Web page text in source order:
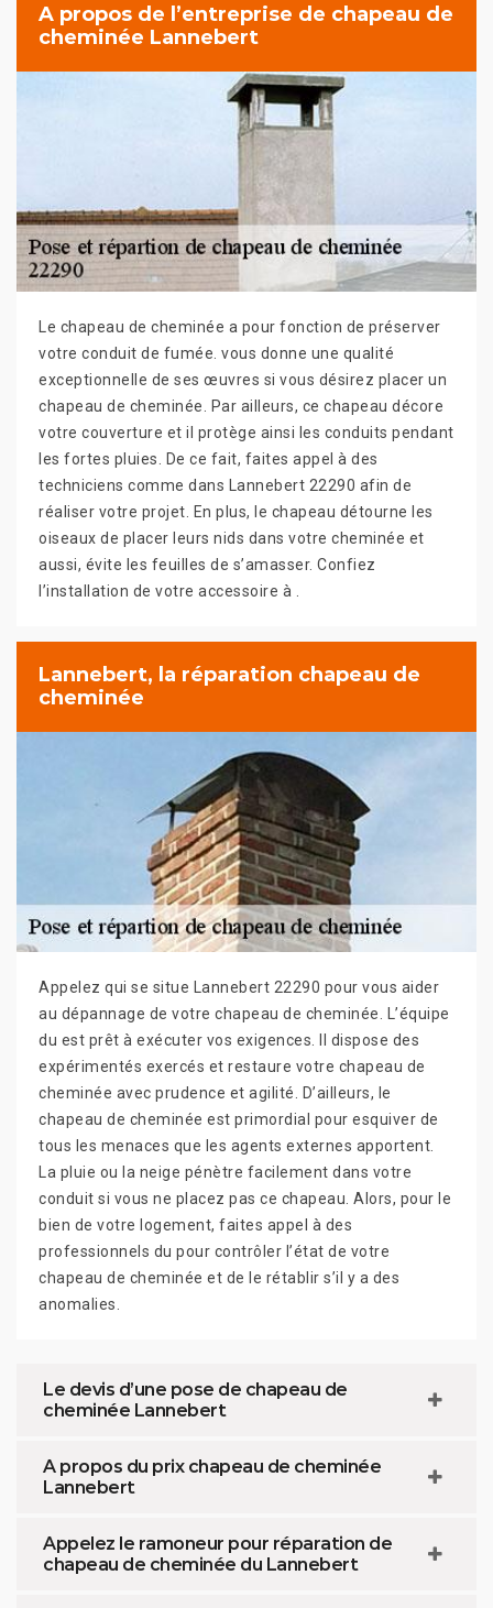
A propos de l’entreprise de chapeau de
cheminée Lannebert
Le chapeau de cheminée a pour fonction de préserver
votre conduit de fumée. vous donne une qualité
exceptionnelle de ses œuvres si vous désirez placer un
chapeau de cheminée. Par ailleurs, ce chapeau décore
votre couverture et il protège ainsi les conduits pendant
les fortes pluies. De ce fait, faites appel à des
techniciens comme dans Lannebert 22290 afin de
réaliser votre projet. En plus, le chapeau détourne les
oiseaux de placer leurs nids dans votre cheminée et
aussi, évite les feuilles de s’amasser. Confiez
l’installation de votre accessoire à .
Lannebert, la réparation chapeau de
cheminée
Appelez qui se situe Lannebert 22290 pour vous aider
au dépannage de votre chapeau de cheminée. L’équipe
du est prêt à exécuter vos exigences. Il dispose des
expérimentés exercés et restaure votre chapeau de
cheminée avec prudence et agilité. D’ailleurs, le
chapeau de cheminée est primordial pour esquiver de
tous les menaces que les agents externes apportent.
La pluie ou la neige pénètre facilement dans votre
conduit si vous ne placez pas ce chapeau. Alors, pour le
bien de votre logement, faites appel à des
professionnels du pour contrôler l’état de votre
chapeau de cheminée et de le rétablir s’il y a des
anomalies.
Le devis d’une pose de chapeau de
cheminée Lannebert
A propos du prix chapeau de cheminée
Lannebert
Appelez le ramoneur pour réparation de
chapeau de cheminée du Lannebert